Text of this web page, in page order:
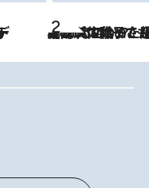
2026.8.5
【阿川佐和子さんの年とる力】なぜ70代で始めた趣味は“こんなに楽しい”のか？ ピアノ、俳句…スランプに陥っても続けられる“ある秘訣”とは